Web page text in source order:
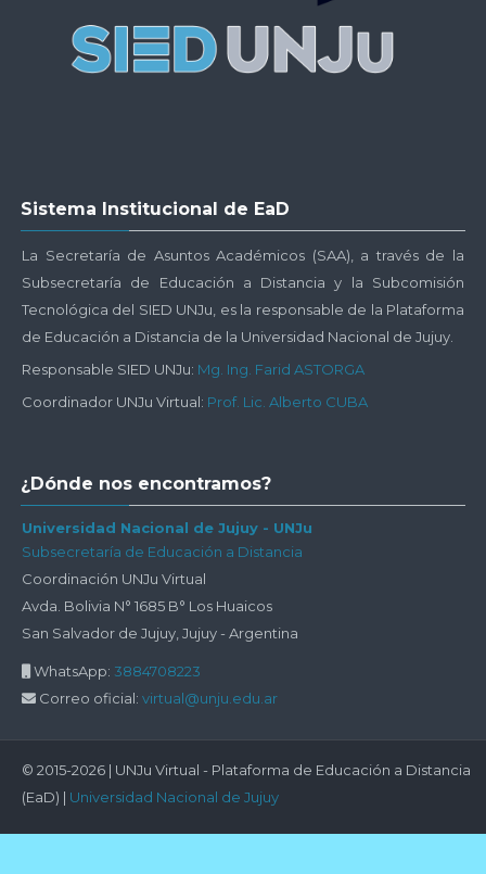
Institucional
EaD
Sistema Institucional de EaD
La Secretaría de Asuntos Académicos (SAA), a través de la
Subsecretaría de Educación a Distancia y la Subcomisión
Tecnológica del SIED UNJu, es la responsable de la Plataforma
de Educación a Distancia de la Universidad Nacional de Jujuy.
Responsable SIED UNJu: Mg. Ing. Farid ASTORGA
Coordinador UNJu Virtual: Prof. Lic. Alberto CUBA
¿Dónde
nos
encontramos?
¿Dónde nos encontramos?
Universidad Nacional de Jujuy - UNJu
Subsecretaría de Educación a Distancia
Coordinación UNJu Virtual
Avda. Bolivia N° 1685 B° Los Huaicos
San Salvador de Jujuy, Jujuy - Argentina
WhatsApp: 3884708223
Correo oficial: virtual@unju.edu.ar
© 2015-2026 | UNJu Virtual - Plataforma de Educación a Distancia
(EaD) | Universidad Nacional de Jujuy